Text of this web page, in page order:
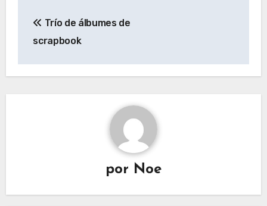
de
Trío de álbumes de
scrapbook
por Noe